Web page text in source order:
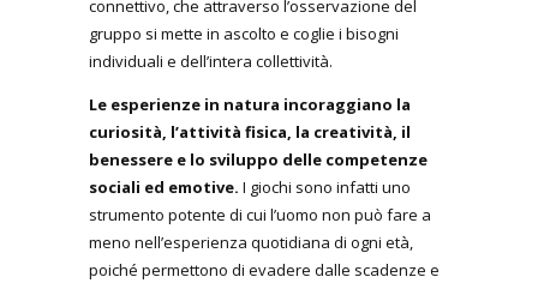
connettivo, che attraverso l’osservazione del
gruppo si mette in ascolto e coglie i bisogni
individuali e dell’intera collettività.
Le esperienze in natura incoraggiano la
curiosità, l’attività fisica, la creatività, il
benessere e lo sviluppo delle competenze
sociali ed emotive. I giochi sono infatti uno
strumento potente di cui l’uomo non può fare a
meno nell’esperienza quotidiana di ogni età,
poiché permettono di evadere dalle scadenze e